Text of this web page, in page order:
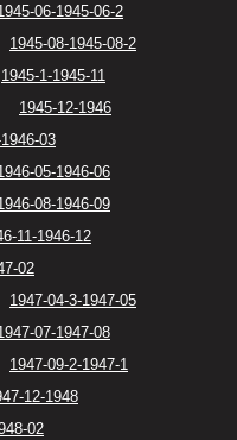
06-1945-06-2
1945-08-1945-08-2
1945-1-1945-11
1945-12-1946
03
05-1946-06
08-1946-09
11-1946-12
02
1947-04-3-1947-05
07-1947-08
1947-09-2-1947-1
12-1948
02